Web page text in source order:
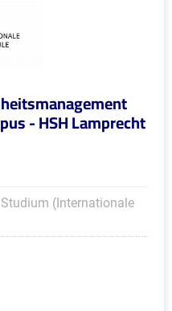
- HSH Lamprecht
(Internationale